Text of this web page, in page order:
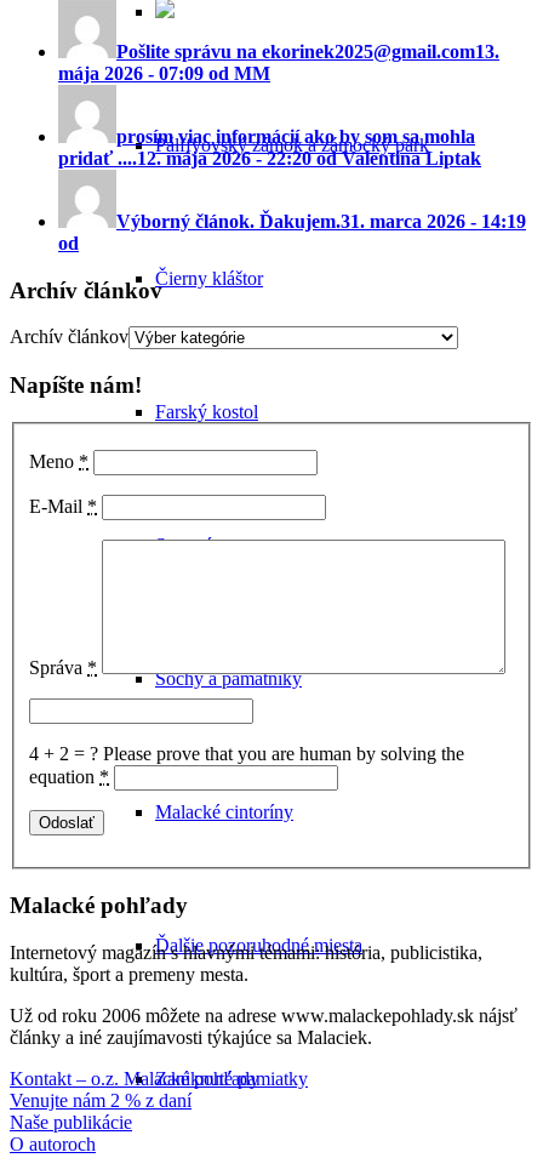
Pálffyovský zámok a zámocký park
Čierny kláštor
Farský kostol
Synagóga
Sochy a pamätníky
Malacké cintoríny
Ďalšie pozoruhodné miesta
Zaniknuté pamiatky
Pošlite správu na ekorinek2025@gmail.com13.
mája 2026 - 07:09 od MM
prosím viac informácií ako by som sa mohla
pridať ....12. mája 2026 - 22:20 od Valentina Liptak
Výborný článok. Ďakujem.31. marca 2026 - 14:19
od
Archív článkov
Archív článkov
Napíšte nám!
Meno *
E-Mail *
Správa *
4 + 2 = ? Please prove that you are human by solving the
equation *
Malacké pohľady
Internetový magazín s hlavnými témami: história, publicistika,
kultúra, šport a premeny mesta.
Už od roku 2006 môžete na adrese www.malackepohlady.sk nájsť
články a iné zaujímavosti týkajúce sa Malaciek.
Kontakt – o.z. Malacké pohľady
Venujte nám 2 % z daní
Naše publikácie
O autoroch